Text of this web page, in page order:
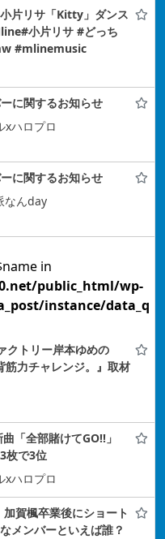
片リサ「Kitty」ダンス
小片リサ #どっち
#mlinemusic
に関するお知らせ
xハロプロ
に関するお知らせ
んday
in
public_html/wp-
instance/data_q
クトリー岸本ゆめの
筋力チャレンジ。』取材
「全部賭けてGO!!」
枚で3位
xハロプロ
加賀楓卒業後にショート
メンバーといえば誰？